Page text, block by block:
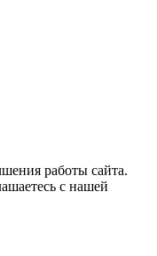
работы сайта.
с нашей